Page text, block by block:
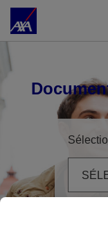
Accéder au